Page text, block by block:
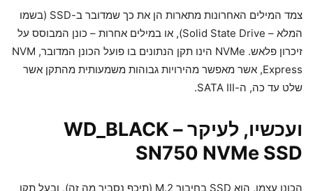
צמד המילים האחרונות מתארות הן את כך שמדובר ב-SSD (בשמו
המלא – Solid State Drive), או במילים אחרות – כונן המבוסס על
זיכרון פלאש. NVMe הינו תקן הנתונים בו פועל הכונן המדובר, NVM
Express, אשר מאפשר מהירויות גבוהות משמעותית מהתקן אשר
שלט עד כה, ה-SATA III.
ועכשיו, לעיקר – WD_BLACK
SN750 NVMe SSD
הכונן עצמו, הוא SSD בחיבור M.2 (תיכף נסביר מה זה), ובעל תקן